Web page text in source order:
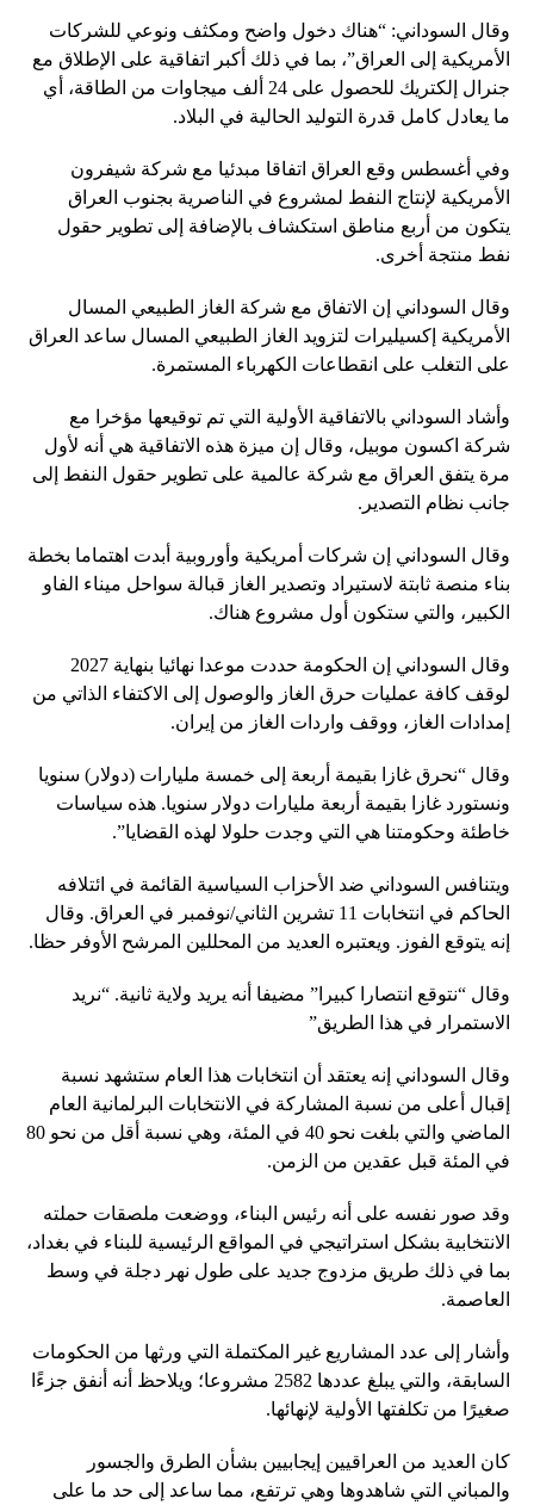
وقال السوداني: “هناك دخول واضح ومكثف ونوعي للشركات
الأمريكية إلى العراق”، بما في ذلك أكبر اتفاقية على الإطلاق مع
جنرال إلكتريك للحصول على 24 ألف ميجاوات من الطاقة، أي
ما يعادل كامل قدرة التوليد الحالية في البلاد.
وفي أغسطس وقع العراق اتفاقا مبدئيا مع شركة شيفرون
الأمريكية لإنتاج النفط لمشروع في الناصرية بجنوب العراق
يتكون من أربع مناطق استكشاف بالإضافة إلى تطوير حقول
نفط منتجة أخرى.
وقال السوداني إن الاتفاق مع شركة الغاز الطبيعي المسال
الأمريكية إكسيليرات لتزويد الغاز الطبيعي المسال ساعد العراق
على التغلب على انقطاعات الكهرباء المستمرة.
وأشاد السوداني بالاتفاقية الأولية التي تم توقيعها مؤخرا مع
شركة اكسون موبيل، وقال إن ميزة هذه الاتفاقية هي أنه لأول
مرة يتفق العراق مع شركة عالمية على تطوير حقول النفط إلى
جانب نظام التصدير.
وقال السوداني إن شركات أمريكية وأوروبية أبدت اهتماما بخطة
بناء منصة ثابتة لاستيراد وتصدير الغاز قبالة سواحل ميناء الفاو
الكبير، والتي ستكون أول مشروع هناك.
وقال السوداني إن الحكومة حددت موعدا نهائيا بنهاية 2027
لوقف كافة عمليات حرق الغاز والوصول إلى الاكتفاء الذاتي من
إمدادات الغاز، ووقف واردات الغاز من إيران.
وقال “نحرق غازا بقيمة أربعة إلى خمسة مليارات (دولار) سنويا
ونستورد غازا بقيمة أربعة مليارات دولار سنويا. هذه سياسات
خاطئة وحكومتنا هي التي وجدت حلولا لهذه القضايا”.
ويتنافس السوداني ضد الأحزاب السياسية القائمة في ائتلافه
الحاكم في انتخابات 11 تشرين الثاني/نوفمبر في العراق. وقال
إنه يتوقع الفوز. ويعتبره العديد من المحللين المرشح الأوفر حظا.
وقال “نتوقع انتصارا كبيرا” مضيفا أنه يريد ولاية ثانية. “نريد
الاستمرار في هذا الطريق”
وقال السوداني إنه يعتقد أن انتخابات هذا العام ستشهد نسبة
إقبال أعلى من نسبة المشاركة في الانتخابات البرلمانية العام
الماضي والتي بلغت نحو 40 في المئة، وهي نسبة أقل من نحو 80
في المئة قبل عقدين من الزمن.
وقد صور نفسه على أنه رئيس البناء، ووضعت ملصقات حملته
الانتخابية بشكل استراتيجي في المواقع الرئيسية للبناء في بغداد،
بما في ذلك طريق مزدوج جديد على طول نهر دجلة في وسط
العاصمة.
وأشار إلى عدد المشاريع غير المكتملة التي ورثها من الحكومات
السابقة، والتي يبلغ عددها 2582 مشروعا؛ ويلاحظ أنه أنفق جزءًا
صغيرًا من تكلفتها الأولية لإنهائها.
كان العديد من العراقيين إيجابيين بشأن الطرق والجسور
والمباني التي شاهدوها وهي ترتفع، مما ساعد إلى حد ما على